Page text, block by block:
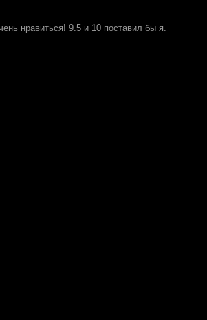
нравиться! 9.5 и 10 поставил бы я.